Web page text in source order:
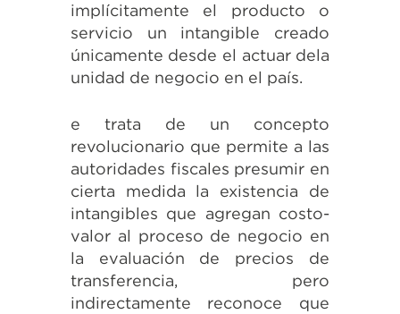
implícitamente el producto o
servicio un intangible creado
únicamente desde el actuar dela
unidad de negocio en el país.
e trata de un concepto
revolucionario que permite a las
autoridades fiscales presumir en
cierta medida la existencia de
intangibles que agregan costo-
valor al proceso de negocio en
la evaluación de precios de
transferencia, pero
indirectamente reconoce que